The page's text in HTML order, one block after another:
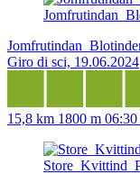
Giro di sci, 19.06.2024
15,8 km 1800 m